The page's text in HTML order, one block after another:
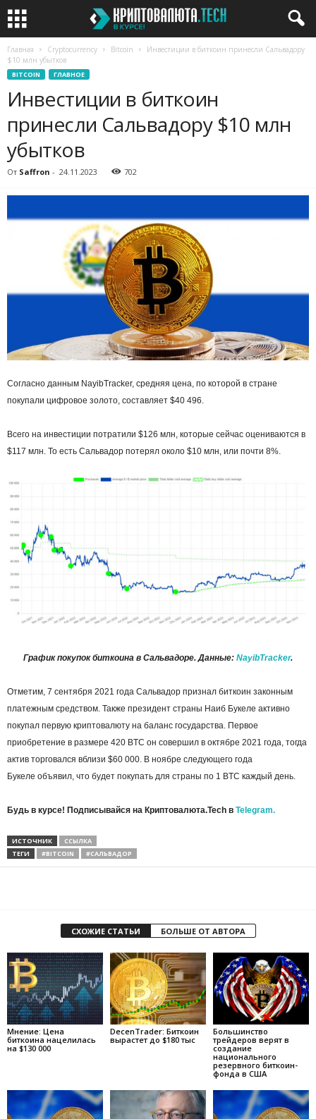
Главная Cryptocurrency Bitcoin
Инвестиции в биткоин принесли Сальвадору
$10 млн убытков
BITCOIN ГЛАВНОЕ
Инвестиции в биткоин
принесли Сальвадору $10 млн
убытков
От Saffron - 24.11.2023 702
Согласно данным NayibTracker, средняя цена, по которой в стране
покупали цифровое золото, составляет $40 496.
Всего на инвестиции потратили $126 млн, которые сейчас оцениваются в
$117 млн. То есть Сальвадор потерял около $10 млн, или почти 8%.
График покупок биткоина в Сальвадоре. Данные: NayibTracker.
Отметим, 7 сентября 2021 года Сальвадор признал биткоин законным
платежным средством. Также президент страны Наиб Букеле активно
покупал первую криптовалюту на баланс государства. Первое
приобретение в размере 420 BTC он совершил в октябре 2021 года, тогда
актив торговался вблизи $60 000. В ноябре следующего года
Букеле объявил, что будет покупать для страны по 1 BTC каждый день.
Будь в курсе! Подписывайся на Криптовалюта.Tech в Telegram.
ИСТОЧНИК
ССЫЛКА
ТЕГИ
#BITCOIN #САЛЬВАДОР
СХОЖИЕ СТАТЬИ БОЛЬШЕ ОТ АВТОРА
Мнение: Цена
биткоина нацелилась
на $130 000
DecenTrader: Биткоин
вырастет до $180 тыс
Большинство
трейдеров верят в
создание
национального
резервного биткоин-
фонда в США